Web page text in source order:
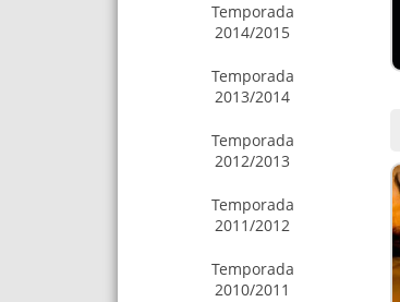
Temporada
2014/2015
Temporada
2013/2014
Temporada
2012/2013
Temporada
2011/2012
Temporada
2010/2011